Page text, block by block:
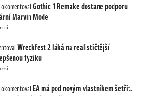
okomentovalGothic 1 Remake dostane podporu
Marvin Mode
Wreckfest 2 láká na realističtější
fyziku
okomentoval EA má pod novým vlastníkem šetřit.